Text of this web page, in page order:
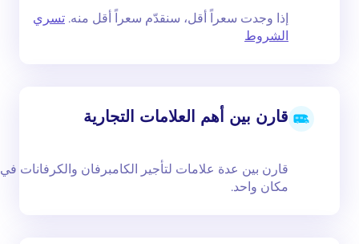
إذا وجدت سعراً أقل، سنقدّم سعراً أقل منه. تسري
الشروط
قارن بين أهم العلامات التجارية
قارن بين عدة علامات لتأجير الكامبرفان والكرفانات في
مكان واحد.